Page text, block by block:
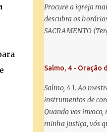
ó doce e sempre
nós Santa Mãe de
dignos das
Procure a igreja
descubra os
SACRAMENTO
Sacramentado, não
coração ao Vosso e
sem Vós morra eu!
Sacramento de
Glória ao Pai: Cristo
Salmo, 4 - Oração
Salmo, 4 1. Ao
instrumentos de
Quando vos invoco,
minha justiça, vós